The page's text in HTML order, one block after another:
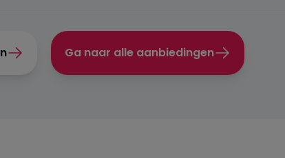
Ga naar alle aanbiedingen